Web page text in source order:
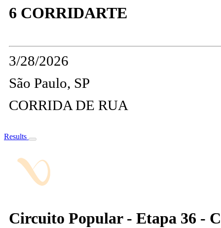
6 CORRIDARTE
3/28/2026
São Paulo, SP
CORRIDA DE RUA
Results
Circuito Popular - Etapa 36 -